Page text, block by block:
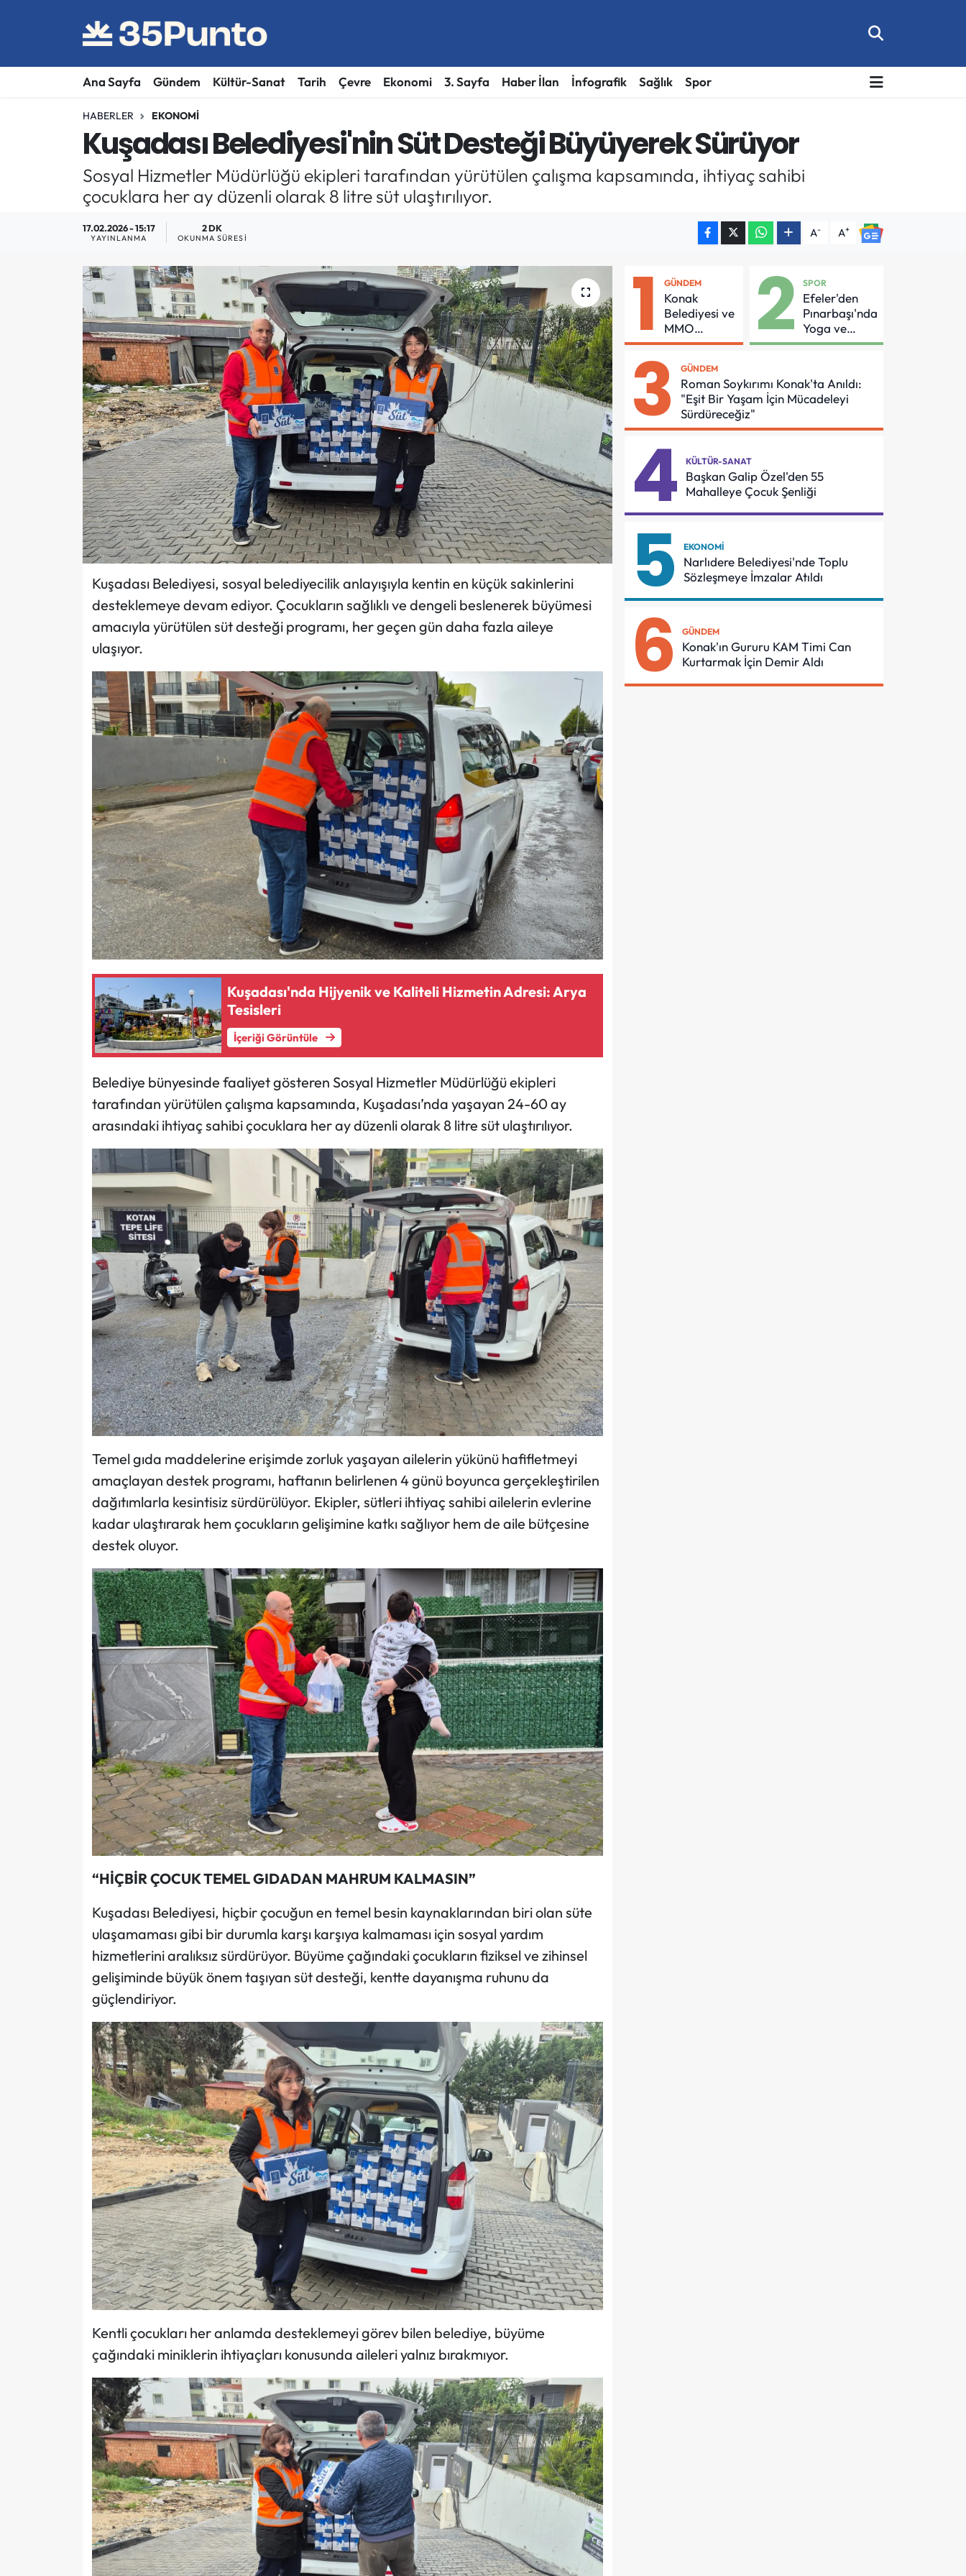
Ana Sayfa Gündem Kültür-Sanat Tarih Çevre Ekonomi 3. Sayfa Haber İlan İnfografik Sağlık Spor
HABERLER EKONOMI
Kuşadası Belediyesi'nin Süt Desteği Büyüyerek Sürüyor
Sosyal Hizmetler Müdürlüğü ekipleri tarafından yürütülen çalışma kapsamında, ihtiyaç sahibi
çocuklara her ay düzenli olarak 8 litre süt ulaştırılıyor.
17.02.2026 - 15:17
YAYINLANMA
2 DK
OKUNMA SÜRESI A- A+
Kuşadası Belediyesi, sosyal belediyecilik anlayışıyla kentin en küçük sakinlerini
desteklemeye devam ediyor. Çocukların sağlıklı ve dengeli beslenerek büyümesi
amacıyla yürütülen süt desteği programı, her geçen gün daha fazla aileye
ulaşıyor.
Kuşadası'nda Hijyenik ve Kaliteli Hizmetin Adresi: Arya
Tesisleri
İçeriği Görüntüle
Belediye bünyesinde faaliyet gösteren Sosyal Hizmetler Müdürlüğü ekipleri
tarafından yürütülen çalışma kapsamında, Kuşadası’nda yaşayan 24-60 ay
arasındaki ihtiyaç sahibi çocuklara her ay düzenli olarak 8 litre süt ulaştırılıyor.
Temel gıda maddelerine erişimde zorluk yaşayan ailelerin yükünü hafifletmeyi
amaçlayan destek programı, haftanın belirlenen 4 günü boyunca gerçekleştirilen
dağıtımlarla kesintisiz sürdürülüyor. Ekipler, sütleri ihtiyaç sahibi ailelerin evlerine
kadar ulaştırarak hem çocukların gelişimine katkı sağlıyor hem de aile bütçesine
destek oluyor.
“HİÇBİR ÇOCUK TEMEL GIDADAN MAHRUM KALMASIN”
Kuşadası Belediyesi, hiçbir çocuğun en temel besin kaynaklarından biri olan süte
ulaşamaması gibi bir durumla karşı karşıya kalmaması için sosyal yardım
hizmetlerini aralıksız sürdürüyor. Büyüme çağındaki çocukların fiziksel ve zihinsel
gelişiminde büyük önem taşıyan süt desteği, kentte dayanışma ruhunu da
güçlendiriyor.
Kentli çocukları her anlamda desteklemeyi görev bilen belediye, büyüme
çağındaki miniklerin ihtiyaçları konusunda aileleri yalnız bırakmıyor.
1 GÜNDEM
Konak
Belediyesi ve
MMO
Arasında
Güvenliği İçin
Önemli
Protokol
2 SPOR
Efeler'den
Pınarbaşı'nda
Yoga ve
Pilates
3 GÜNDEM
Roman Soykırımı Konak'ta Anıldı:
"Eşit Bir Yaşam İçin Mücadeleyi
Sürdüreceğiz"
4 KÜLTÜR-SANAT
Başkan Galip Özel'den 55
Mahalleye Çocuk Şenliği
5 EKONOMI
Narlıdere Belediyesi'nde Toplu
Sözleşmeye İmzalar Atıldı
6 GÜNDEM
Konak'ın Gururu KAM Timi Can
Kurtarmak İçin Demir Aldı